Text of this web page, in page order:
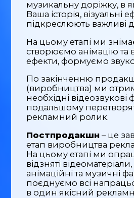
музикальну доріжку, в
Ваша історія, візуальні
підкреслюють важливі
На цьому етапі ми
створюємо анімацію та
ефекти, формуємо
По закінченню
(виробництва) ми
необхідні відеозвукові
подальшому
рекламний ролик.
Постпродакшн – це
етап виробництва
На цьому етапі ми
відзняті
анімаційні та музичні
поєднуємо всі
в один якісний